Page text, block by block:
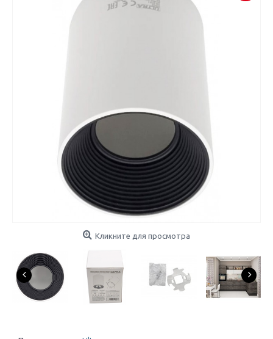
Кликните для просмотра